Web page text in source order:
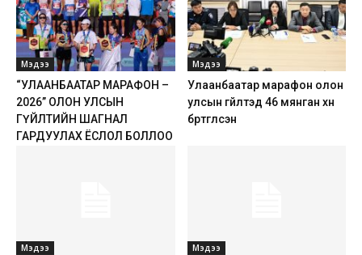
Мэдээ
“УЛААНБААТАР МАРАФОН –
2026” ОЛОН УЛСЫН
ГҮЙЛТИЙН ШАГНАЛ
ГАРДУУЛАХ ЁСЛОЛ БОЛЛОО
Мэдээ
Улаанбаатар марафон олон
улсын гүйлтэд 46 мянган хүн
бүртгүүлсэн
Мэдээ Мэдээ